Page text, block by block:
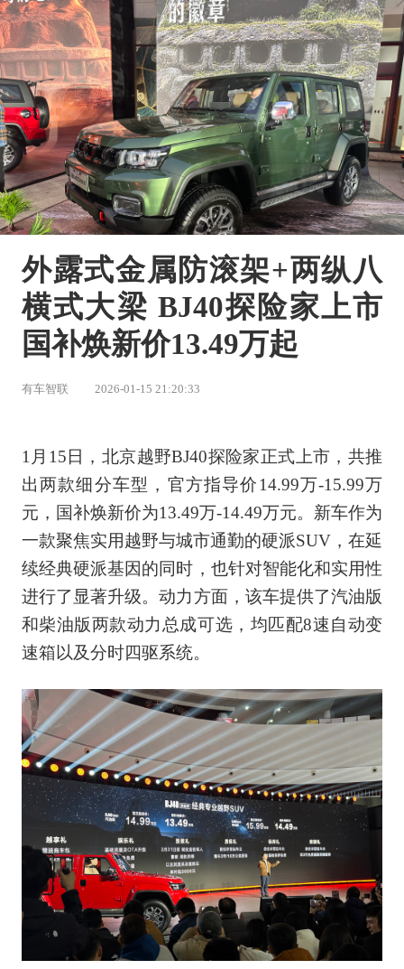
外露式金属防滚架+两纵八
横式大梁 BJ40探险家上市
国补焕新价13.49万起
有车智联 2026-01-15 21:20:33
1月15日，北京越野BJ40探险家正式上市，共推
出两款细分车型，官方指导价14.99万-15.99万
元，国补焕新价为13.49万-14.49万元。新车作为
一款聚焦实用越野与城市通勤的硬派SUV，在延
续经典硬派基因的同时，也针对智能化和实用性
进行了显著升级。动力方面，该车提供了汽油版
和柴油版两款动力总成可选，均匹配8速自动变
速箱以及分时四驱系统。